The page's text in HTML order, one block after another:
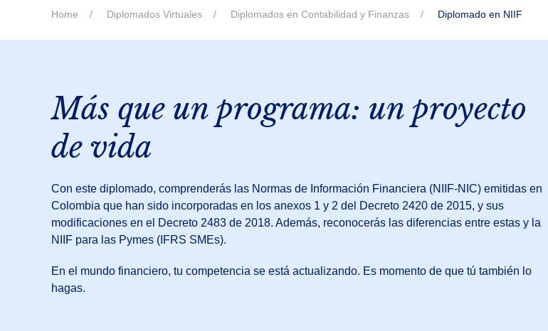
Home Diplomados Virtuales Diplomados en Contabilidad y Finanzas Diplomado en NIIF
Más que un programa: un proyecto
de vida
Con este diplomado, comprenderás las Normas de Información Financiera (NIIF-NIC) emitidas en
Colombia que han sido incorporadas en los anexos 1 y 2 del Decreto 2420 de 2015, y sus
modificaciones en el Decreto 2483 de 2018. Además, reconocerás las diferencias entre estas y la
NIIF para las Pymes (IFRS SMEs).
En el mundo financiero, tu competencia se está actualizando. Es momento de que tú también lo
hagas.